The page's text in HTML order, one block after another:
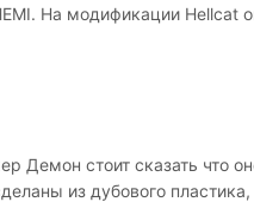
На модификации Hellcat
Демон стоит сказать что
из дубового